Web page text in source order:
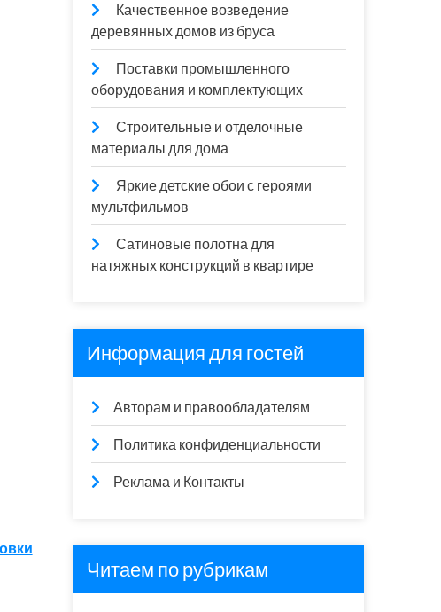
Качественное возведение
деревянных домов из бруса
Поставки промышленного
оборудования и комплектующих
Строительные и отделочные
материалы для дома
Яркие детские обои с героями
мультфильмов
Сатиновые полотна для
натяжных конструкций в квартире
Информация для гостей
Авторам и правообладателям
Политика конфиденциальности
Реклама и Контакты
Читаем по рубрикам